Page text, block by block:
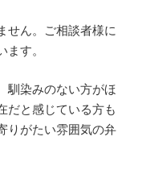
せん。ご相談者様に
す。
馴染みのない方がほ
だと感じている方も
りがたい雰囲気の弁